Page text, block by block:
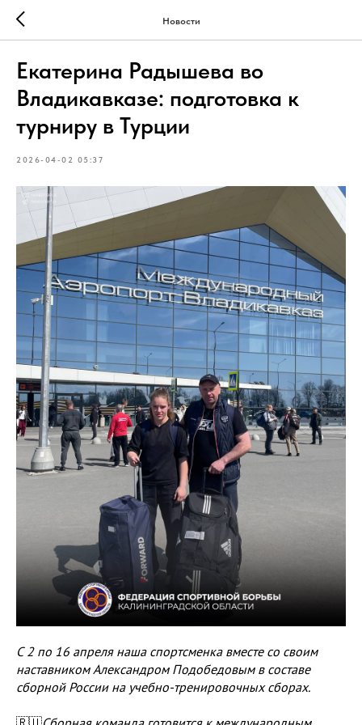
Новости
Екатерина Радышева во
Владикавказе: подготовка к
турниру в Турции
2026-04-02 05:37
С 2 по 16 апреля наша спортсменка вместе со своим
наставником Александром Подобедовым в составе
сборной России на учебно-тренировочных сборах.